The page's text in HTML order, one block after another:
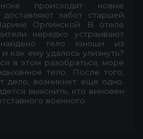
происходят новые
забот старшей
Орлинской. В отеле
нередко устраивают
тело юноши из
как ему удалось улизнуть?
в этом разобраться, море
тело. После того,
дело, возникнет еще одно.
выяснить, кто виновен
военного.